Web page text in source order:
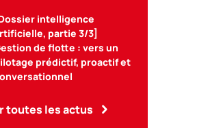
intelligence
partie 3/3]
de flotte : vers un
prédictif, proactif et
toutes les actus